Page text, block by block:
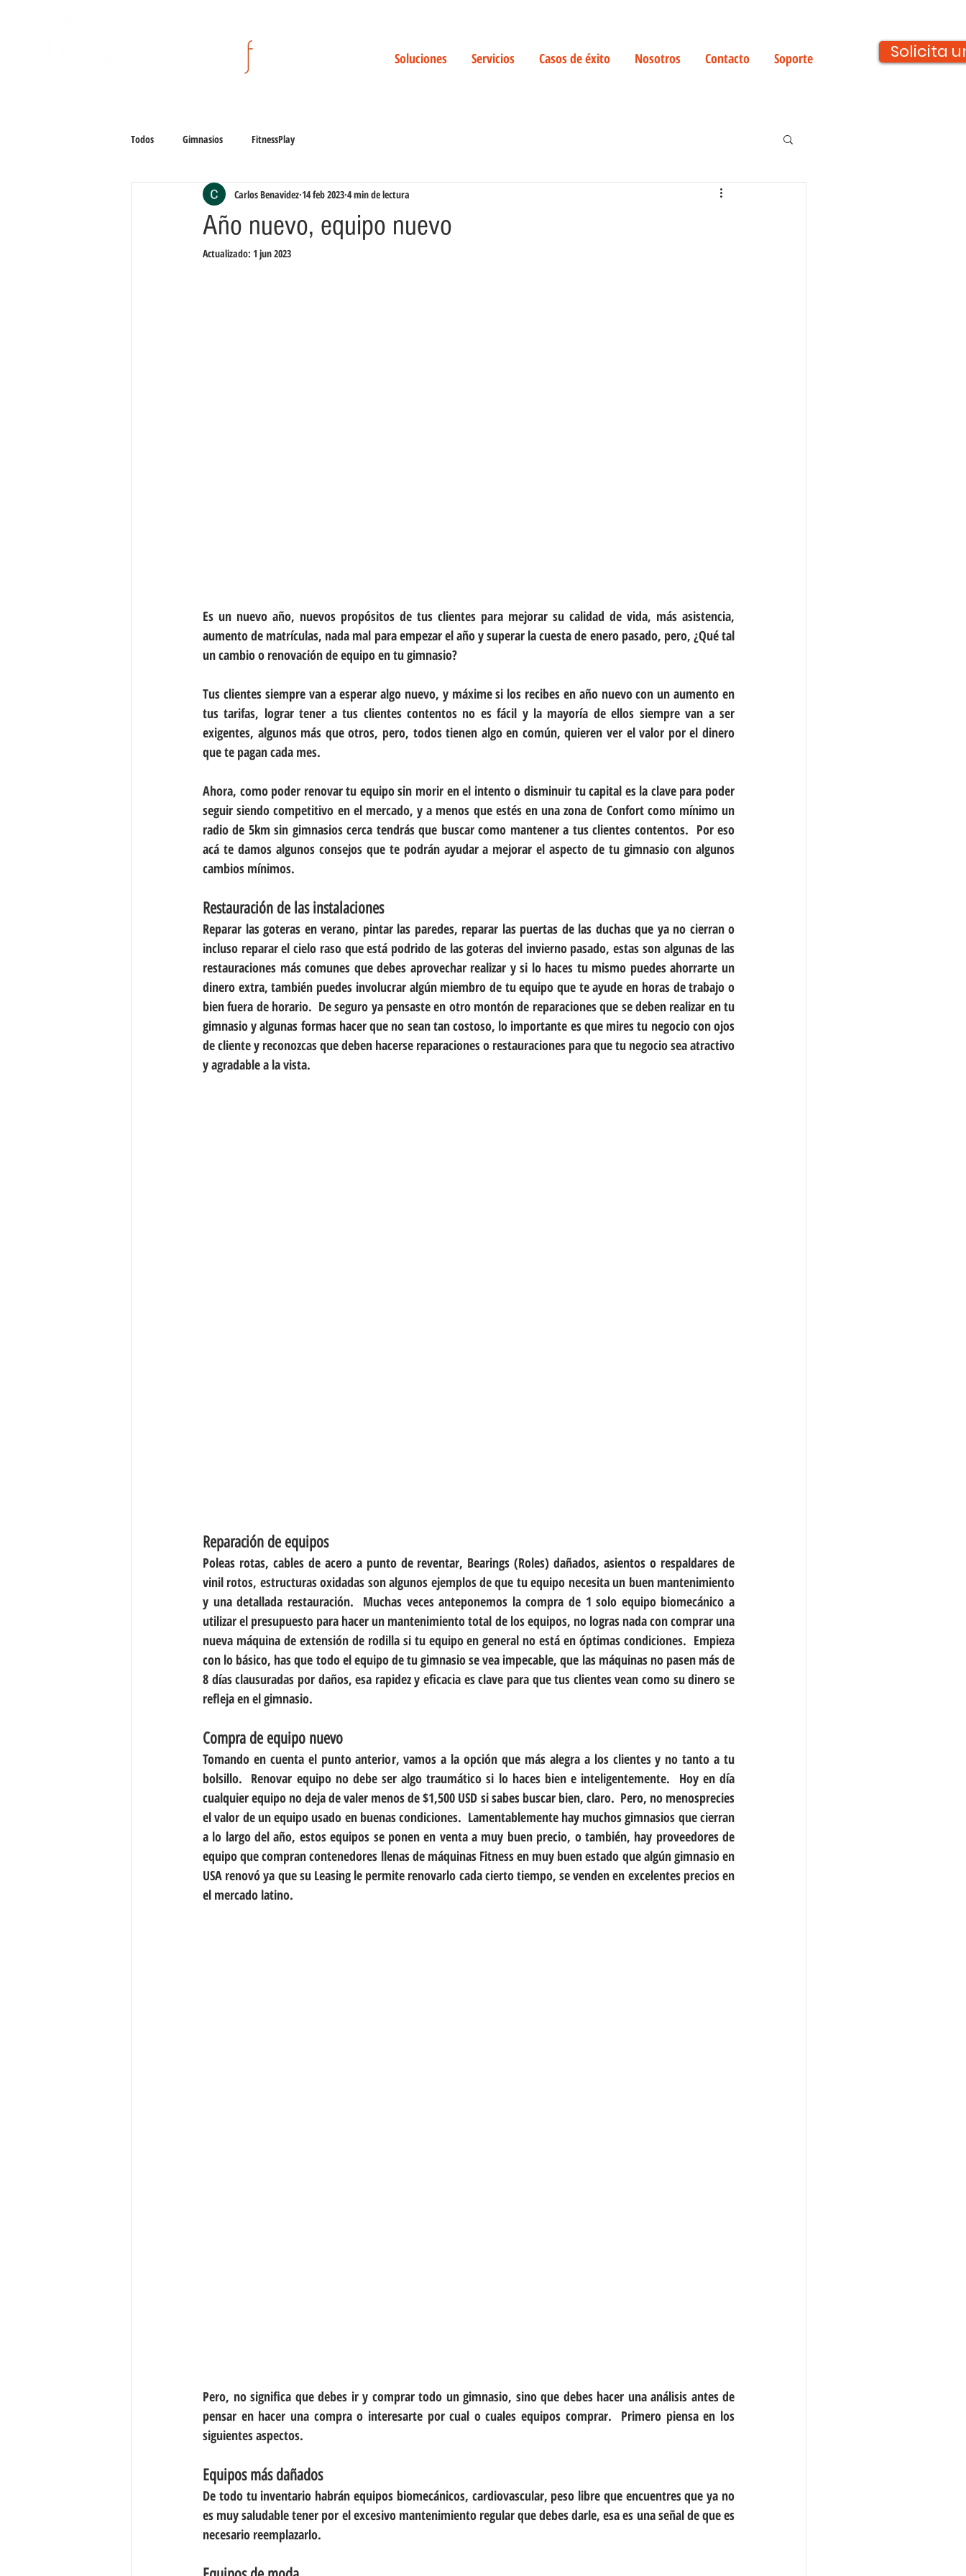
Soluciones Servicios Casos de éxito Nosotros Contacto Soporte Solicita
Todos Gimnasios FitnessPlay
Año nuevo, equipo nuevo
Carlos Benavidez 14 feb 2023 4 min de lectura
Actualizado: 1 jun 2023
Es un nuevo año, nuevos propósitos de tus clientes para mejorar su calidad de vida, más asistencia,
aumento de matrículas, nada mal para empezar el año y superar la cuesta de enero pasado, pero, ¿Qué tal
un cambio o renovación de equipo en tu gimnasio?
Tus clientes siempre van a esperar algo nuevo, y máxime si los recibes en año nuevo con un aumento en
tus tarifas, lograr tener a tus clientes contentos no es fácil y la mayoría de ellos siempre van a ser
exigentes, algunos más que otros, pero, todos tienen algo en común, quieren ver el valor por el dinero
que te pagan cada mes.
Ahora, como poder renovar tu equipo sin morir en el intento o disminuir tu capital es la clave para poder
seguir siendo competitivo en el mercado, y a menos que estés en una zona de Confort como mínimo un
radio de 5km sin gimnasios cerca tendrás que buscar como mantener a tus clientes contentos.  Por eso
acá te damos algunos consejos que te podrán ayudar a mejorar el aspecto de tu gimnasio con algunos
cambios mínimos.
Restauración de las instalaciones
Reparar las goteras en verano, pintar las paredes, reparar las puertas de las duchas que ya no cierran o
incluso reparar el cielo raso que está podrido de las goteras del invierno pasado, estas son algunas de las
restauraciones más comunes que debes aprovechar realizar y si lo haces tu mismo puedes ahorrarte un
dinero extra, también puedes involucrar algún miembro de tu equipo que te ayude en horas de trabajo o
bien fuera de horario.  De seguro ya pensaste en otro montón de reparaciones que se deben realizar en tu
gimnasio y algunas formas hacer que no sean tan costoso, lo importante es que mires tu negocio con ojos
de cliente y reconozcas que deben hacerse reparaciones o restauraciones para que tu negocio sea atractivo
y agradable a la vista.
Reparación de equipos
Poleas rotas, cables de acero a punto de reventar, Bearings (Roles) dañados, asientos o respaldares de
vinil rotos, estructuras oxidadas son algunos ejemplos de que tu equipo necesita un buen mantenimiento
y una detallada restauración.  Muchas veces anteponemos la compra de 1 solo equipo biomecánico a
utilizar el presupuesto para hacer un mantenimiento total de los equipos, no logras nada con comprar una
nueva máquina de extensión de rodilla si tu equipo en general no está en óptimas condiciones.  Empieza
con lo básico, has que todo el equipo de tu gimnasio se vea impecable, que las máquinas no pasen más de
8 días clausuradas por daños, esa rapidez y eficacia es clave para que tus clientes vean como su dinero se
refleja en el gimnasio.
Compra de equipo nuevo
Tomando en cuenta el punto anterior, vamos a la opción que más alegra a los clientes y no tanto a tu
bolsillo.  Renovar equipo no debe ser algo traumático si lo haces bien e inteligentemente.  Hoy en día
cualquier equipo no deja de valer menos de $1,500 USD si sabes buscar bien, claro.  Pero, no menosprecies
el valor de un equipo usado en buenas condiciones.  Lamentablemente hay muchos gimnasios que cierran
a lo largo del año, estos equipos se ponen en venta a muy buen precio, o también, hay proveedores de
equipo que compran contenedores llenas de máquinas Fitness en muy buen estado que algún gimnasio en
USA renovó ya que su Leasing le permite renovarlo cada cierto tiempo, se venden en excelentes precios en
el mercado latino.
Pero, no significa que debes ir y comprar todo un gimnasio, sino que debes hacer una análisis antes de
pensar en hacer una compra o interesarte por cual o cuales equipos comprar.  Primero piensa en los
siguientes aspectos.
Equipos más dañados
De todo tu inventario habrán equipos biomecánicos, cardiovascular, peso libre que encuentres que ya no
es muy saludable tener por el excesivo mantenimiento regular que debes darle, esa es una señal de que es
necesario reemplazarlo.